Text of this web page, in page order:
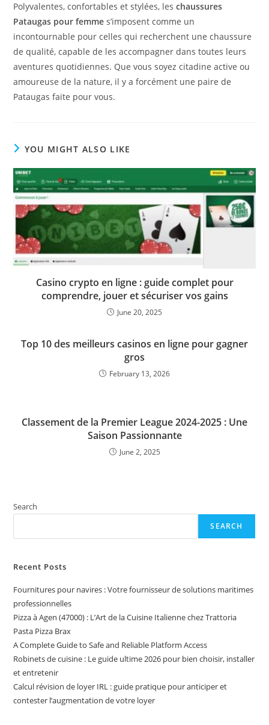
Polyvalentes, confortables et stylées, leschaussures
Pataugas pour femme s’imposent comme un
incontournable pour celles qui recherchent une chaussure
de qualité, capable de les accompagner dans toutes leurs
aventures quotidiennes. Que vous soyez citadine active ou
amoureuse de la nature, il y a forcément une paire de
Pataugas faite pour vous.
YOU MIGHT ALSO LIKE
Casino crypto en ligne : guide complet pour
comprendre, jouer et sécuriser vos gains
June 20, 2025
Top 10 des meilleurs casinos en ligne pour gagner
gros
February 13, 2026
Classement de la Premier League 2024-2025 : Une
Saison Passionnante
June 2, 2025
Search
SEARCH
Recent Posts
Fournitures pour navires : Votre fournisseur de solutions maritimes
professionnelles
Pizza à Agen (47000) : L’Art de la Cuisine Italienne chez Trattoria
Pasta Pizza Brax
A Complete Guide to Safe and Reliable Platform Access
Robinets de cuisine : Le guide ultime 2026 pour bien choisir, installer
et entretenir
Calcul révision de loyer IRL : guide pratique pour anticiper et
contester l’augmentation de votre loyer